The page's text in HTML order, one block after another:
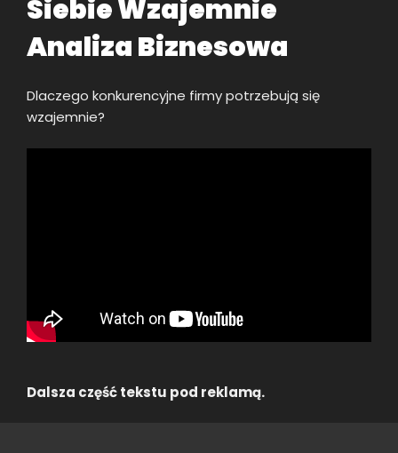
Siebie Wzajemnie
Analiza Biznesowa
Dlaczego konkurencyjne firmy potrzebują się
wzajemnie?
Dalsza część tekstu pod reklamą.